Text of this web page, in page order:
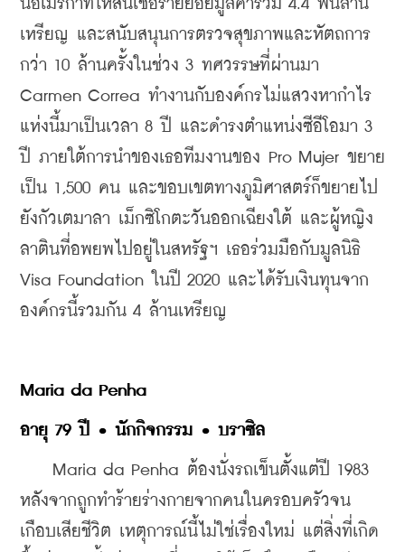
นอเมริกาที่ให้สินเชื่อรายย่อยมูลค่ารวม 4.4 พันล้าน
เหรียญ และสนับสนุนการตรวจสุขภาพและหัตถการ
กว่า 10 ล้านครั้งในช่วง 3 ทศวรรษที่ผ่านมา
Carmen Correa ทำงานกับองค์กรไม่แสวงหากำไร
แห่งนี้มาเป็นเวลา 8 ปี และดำรงตำแหน่งซีอีโอมา 3
ปี ภายใต้การนำของเธอทีมงานของ Pro Mujer ขยาย
เป็น 1,500 คน และขอบเขตทางภูมิศาสตร์ก็ขยายไป
ยังกัวเตมาลา เม็กซิโกตะวันออกเฉียงใต้ และผู้หญิง
ลาตินที่อพยพไปอยู่ในสหรัฐฯ เธอร่วมมือกับมูลนิธิ
Visa Foundation ในปี 2020 และได้รับเงินทุนจาก
องค์กรนี้รวมกัน 4 ล้านเหรียญ
Maria da Penha
อายุ 79 ปี • นักกิจกรรม • บราซิล
Maria da Penha ต้องนั่งรถเข็นตั้งแต่ปี 1983
หลังจากถูกทำร้ายร่างกายจากคนในครอบครัวจน
เกือบเสียชีวิต เหตุการณ์นี้ไม่ใช่เรื่องใหม่ แต่สิ่งที่เกิด